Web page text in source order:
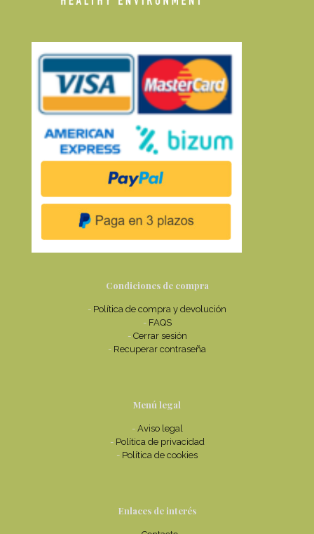
Condiciones de compra
- Política de compra y devolución
- FAQS
- Cerrar sesión
- Recuperar contraseña
Menú legal
- Aviso legal
- Política de privacidad
- Política de cookies
Enlaces de interés